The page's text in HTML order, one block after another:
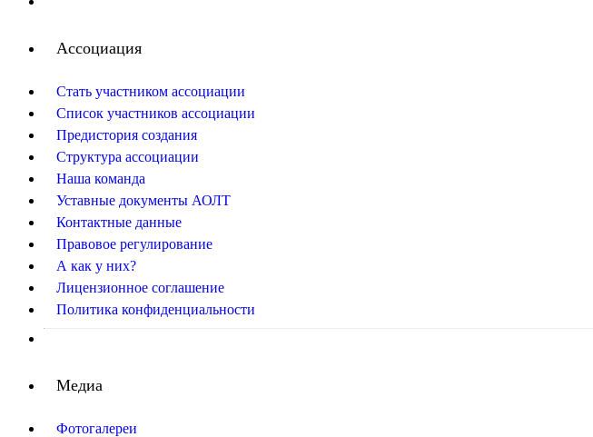
Ассоциация
Стать участником ассоциации
Список участников ассоциации
Предистория создания
Структура ассоциации
Наша команда
Уставные документы АОЛТ
Контактные данные
Правовое регулирование
А как у них?
Лицензионное соглашение
Политика конфиденциальности
Медиа
Фотогалереи